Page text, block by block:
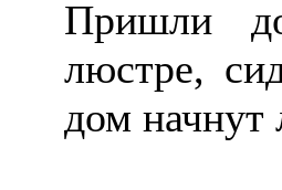
Пришли
люстре,
дом начнут